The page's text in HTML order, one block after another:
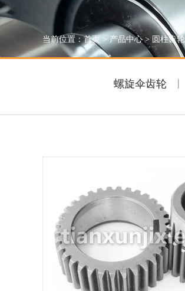
当前位置：首页 >产品中心> 圆柱齿轮
螺旋伞齿轮 |